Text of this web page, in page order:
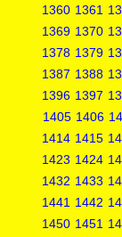
1360 1361
1369 1370
1378 1379
1387 1388
1396 1397
1405 1406
1414 1415
1423 1424
1432 1433
1441 1442
1450 1451